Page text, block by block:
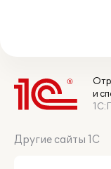
и
Другие сайты 1С